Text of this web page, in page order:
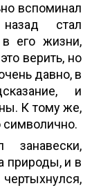
вспоминал
стал
его жизни,
верить, но
давно, в
и
К тому же,
символично.
занавески,
природы, и в